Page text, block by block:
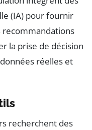
(IA) pour fournir
recommandations
la prise de décision
réelles et
recherchent des